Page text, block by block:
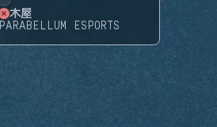
木屋
PARABELLUM ESPORTS